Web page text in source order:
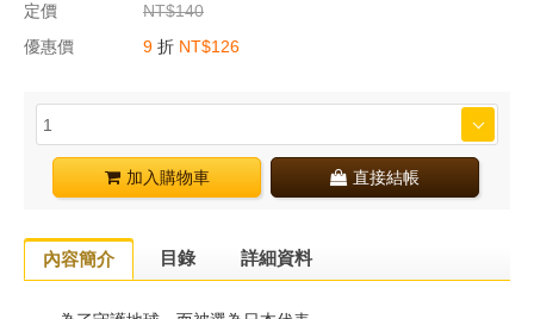
定價
NT$140
優惠價
9 折 NT$126
加入購物車 直接結帳
內容簡介 目錄 詳細資料